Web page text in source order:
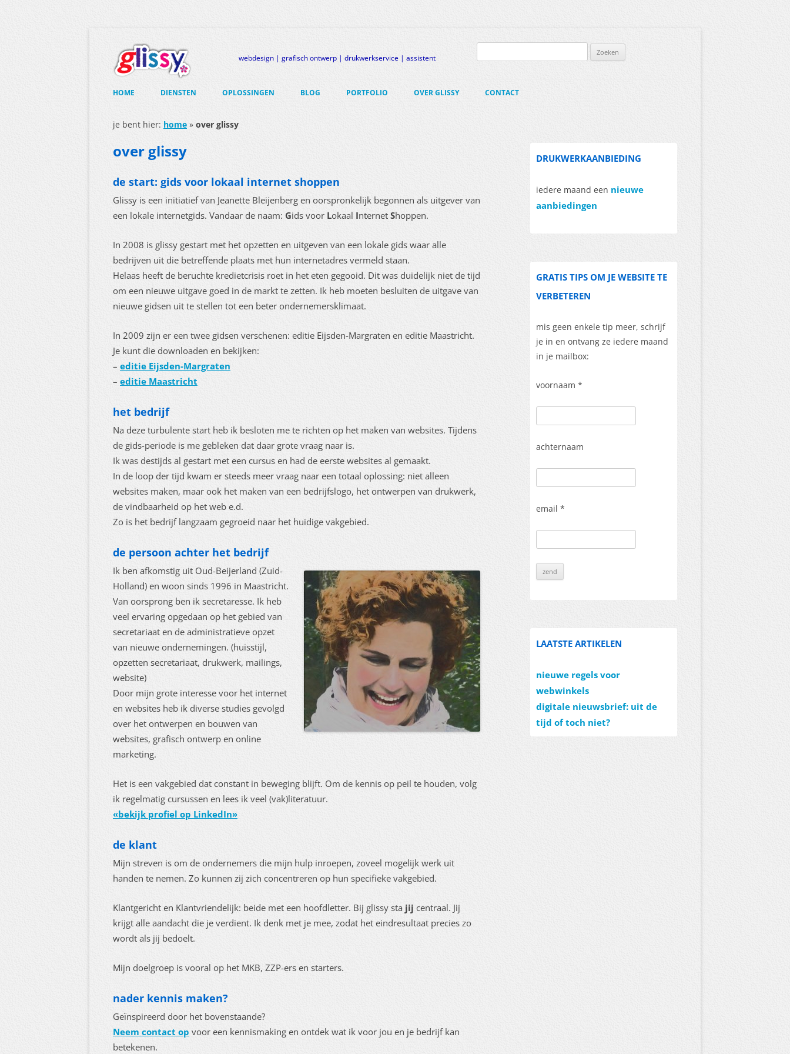
webdesign | grafisch ontwerp | drukwerkservice | assistent
Zoeken
Ga
naar
de
HOME DIENSTEN
NIEUWSBRIEF
OPLOSSINGEN
DOMEINNAAMREGISTRATIE
RENT-YOUR-BRAND
BLOG PORTFOLIO OVER GLISSY CONTACT
je bent hier: home » over glissy
over glissy
de start: gids voor lokaal internet shoppen
Glissy is een initiatief van Jeanette Bleijenberg en oorspronkelijk begonnen als uitgever van
een lokale internetgids. Vandaar de naam: Gids voor Lokaal InternetShoppen.
In 2008 is glissy gestart met het opzetten en uitgeven van een lokale gids waar alle
bedrijven uit die betreffende plaats met hun internetadres vermeld staan.
Helaas heeft de beruchte kredietcrisis roet in het eten gegooid. Dit was duidelijk niet de tijd
om een nieuwe uitgave goed in de markt te zetten. Ik heb moeten besluiten de uitgave van
nieuwe gidsen uit te stellen tot een beter ondernemersklimaat.
In 2009 zijn er een twee gidsen verschenen: editie Eijsden-Margraten en editie Maastricht.
Je kunt die downloaden en bekijken:
– editie Eijsden-Margraten
– editie Maastricht
het bedrijf
Na deze turbulente start heb ik besloten me te richten op het maken van websites. Tijdens
de gids-periode is me gebleken dat daar grote vraag naar is.
Ik was destijds al gestart met een cursus en had de eerste websites al gemaakt.
In de loop der tijd kwam er steeds meer vraag naar een totaal oplossing: niet alleen
websites maken, maar ook het maken van een bedrijfslogo, het ontwerpen van drukwerk,
de vindbaarheid op het web e.d.
Zo is het bedrijf langzaam gegroeid naar het huidige vakgebied.
de persoon achter het bedrijf
Ik ben afkomstig uit Oud-Beijerland (Zuid-
Holland) en woon sinds 1996 in Maastricht.
Van oorsprong ben ik secretaresse. Ik heb
veel ervaring opgedaan op het gebied van
secretariaat en de administratieve opzet
van nieuwe ondernemingen. (huisstijl,
opzetten secretariaat, drukwerk, mailings,
website)
Door mijn grote interesse voor het internet
en websites heb ik diverse studies gevolgd
over het ontwerpen en bouwen van
websites, grafisch ontwerp en online
marketing.
Het is een vakgebied dat constant in beweging blijft. Om de kennis op peil te houden, volg
ik regelmatig cursussen en lees ik veel (vak)literatuur.
«bekijk profiel op LinkedIn»
de klant
Mijn streven is om de ondernemers die mijn hulp inroepen, zoveel mogelijk werk uit
handen te nemen. Zo kunnen zij zich concentreren op hun specifieke vakgebied.
Klantgericht en Klantvriendelijk: beide met een hoofdletter. Bij glissy sta jij centraal. Jij
krijgt alle aandacht die je verdient. Ik denk met je mee, zodat het eindresultaat precies zo
wordt als jij bedoelt.
Mijn doelgroep is vooral op het MKB, ZZP-ers en starters.
nader kennis maken?
Geïnspireerd door het bovenstaande?
Neem contact op voor een kennismaking en ontdek wat ik voor jou en je bedrijf kan
betekenen.
DRUKWERKAANBIEDING
iedere maand een nieuwe
aanbiedingen
GRATIS TIPS OM JE WEBSITE TE
VERBETEREN
mis geen enkele tip meer, schrijf
je in en ontvang ze iedere maand
in je mailbox:
voornaam *
achternaam
email *
LAATSTE ARTIKELEN
nieuwe regels voor
webwinkels
digitale nieuwsbrief: uit de
tijd of toch niet?